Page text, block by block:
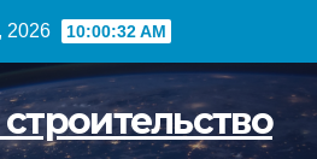
2026 10:00:33 AM